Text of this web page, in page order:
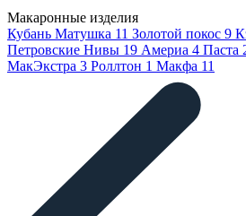
Макаронные изделия
Кубань Матушка 11 Золотой покос 9
Петровские Нивы 19 Америа 4 Паста
МакЭкстра 3 Роллтон 1 Макфа 11